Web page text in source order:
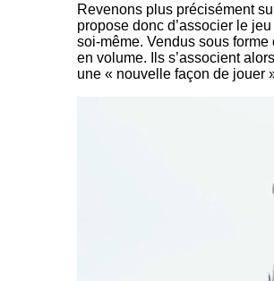
Revenons plus précisément
propose donc d’associer le
soi-même. Vendus sous
en volume. Ils s’associent
une « nouvelle façon de jouer